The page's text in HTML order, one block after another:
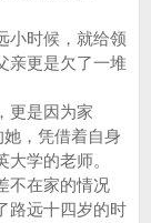
时候，就给领
亲更是欠了一堆
是因为家
她，凭借着自身
大学的老师。
在家的情况
路远十四岁的时